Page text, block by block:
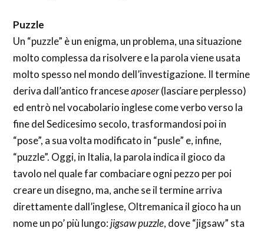
Puzzle
Un “puzzle” è un enigma, un problema, una situazione
molto complessa da risolvere e la parola viene usata
molto spesso nel mondo dell’investigazione. Il termine
deriva dall’antico franceseaposer(lasciare perplesso)
ed entrò nel vocabolario inglese come verbo verso la
fine del Sedicesimo secolo, trasformandosi poi in
“pose”, a sua volta modificato in “pusle” e, infine,
“puzzle”. Oggi, in Italia, la parola indica il gioco da
tavolo nel quale far combaciare ogni pezzo per poi
creare un disegno, ma, anche se il termine arriva
direttamente dall’inglese, Oltremanica il gioco ha un
nome un po’ più lungo:jigsaw puzzle, dove “jigsaw” sta